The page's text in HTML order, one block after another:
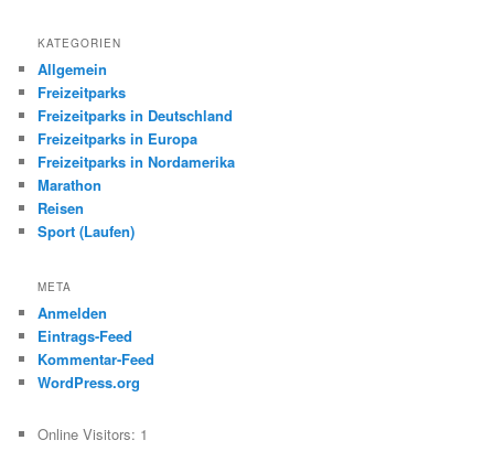
KATEGORIEN
Allgemein
Freizeitparks
Freizeitparks in Deutschland
Freizeitparks in Europa
Freizeitparks in Nordamerika
Marathon
Reisen
Sport (Laufen)
META
Anmelden
Eintrags-Feed
Kommentar-Feed
WordPress.org
Online Visitors: 1